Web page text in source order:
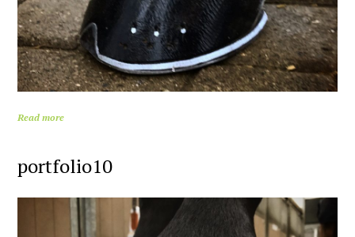
Read more
portfolio10